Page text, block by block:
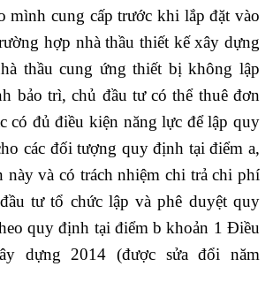
mình cung cấp trước khi lắp đặt vào
hợp nhà thầu thiết kế xây dựng
thầu cung ứng thiết bị không lập
bảo trì, chủ đầu tư có thể thuê đơn
có đủ điều kiện năng lực để lập quy
các đối tượng quy định tại điểm a,
này và có trách nhiệm chi trả chi phí
tư tổ chức lập và phê duyệt quy
quy định tại điểm b khoản 1 Điều
dựng 2014 (được sửa đổi năm